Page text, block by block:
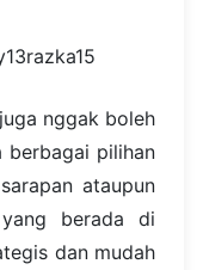
nggak boleh
berbagai pilihan
ataupun
berada di
dan mudah